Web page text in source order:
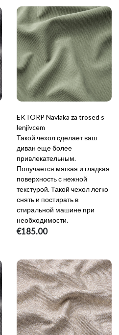
EKTORP Navlaka za trosed s
lenjivcem
Такой чехол сделает ваш
диван еще более
привлекательным.
Получается мягкая и гладкая
поверхность с нежной
текстурой. Такой чехол легко
снять и постирать в
стиральной машине при
необходимости.
€185.00